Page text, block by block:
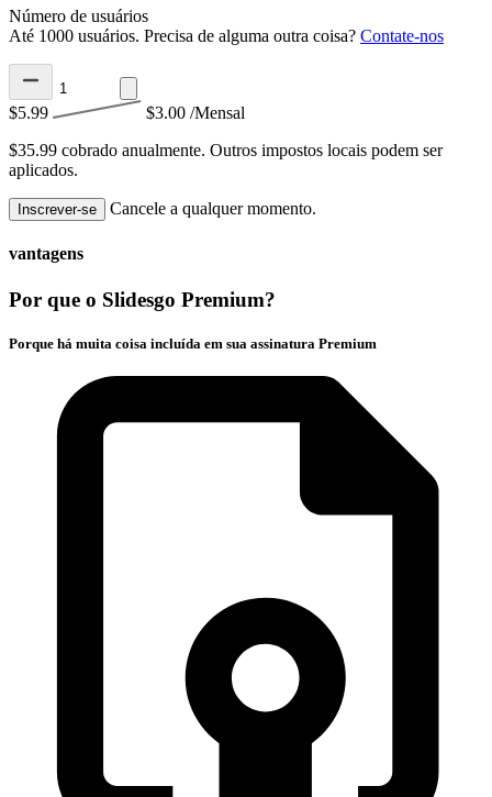
Número de usuários
Até 1000 usuários. Precisa de alguma outra coisa? Contate-nos
$5.99 $3.00 /Mensal
$35.99 cobrado anualmente. Outros impostos locais podem ser
aplicados.
Inscrever-se Cancele a qualquer momento.
vantagens
Por que o Slidesgo Premium?
Porque há muita coisa incluída em sua assinatura Premium